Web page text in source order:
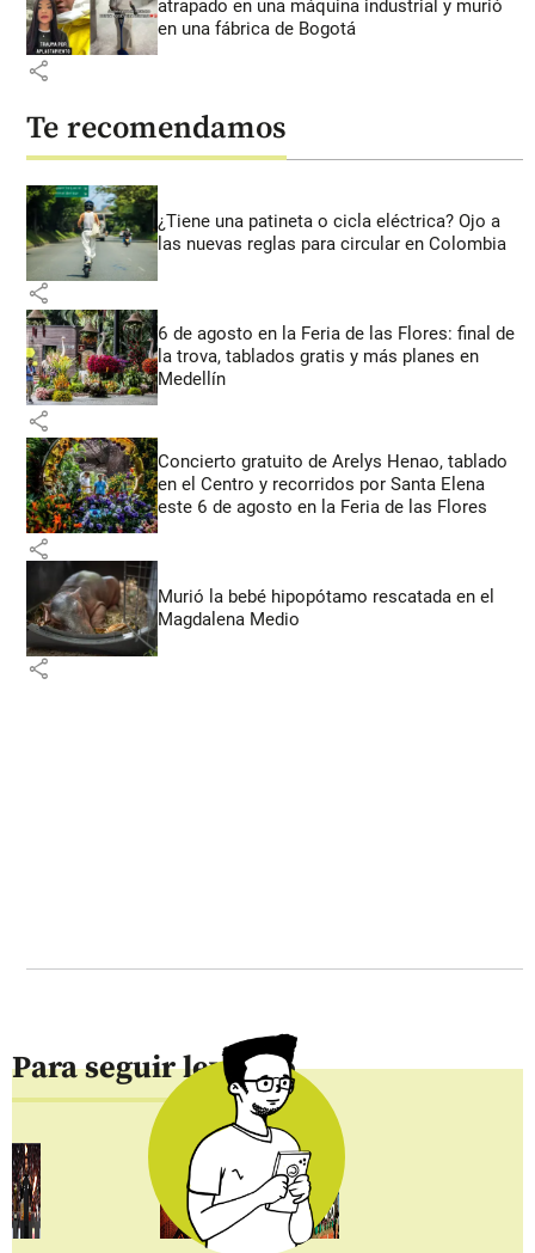
atrapado en una máquina industrial y murió
en una fábrica de Bogotá
share
Te recomendamos
¿Tiene una patineta o cicla eléctrica? Ojo a
las nuevas reglas para circular en Colombia
share
6 de agosto en la Feria de las Flores: final de
la trova, tablados gratis y más planes en
Medellín
share
Concierto gratuito de Arelys Henao, tablado
en el Centro y recorridos por Santa Elena
este 6 de agosto en la Feria de las Flores
share
Murió la bebé hipopótamo rescatada en el
Magdalena Medio
share
Para seguir leyendo